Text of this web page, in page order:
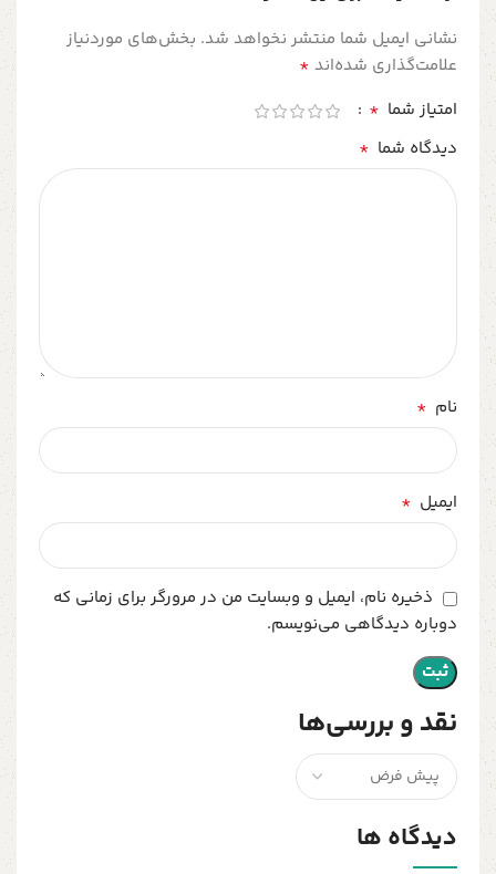
نقد و بررسی‌ها
دیدگاه ها
نشانی ایمیل شما منتشر نخواهد شد. بخش‌های موردنیاز
علامت‌گذاری شده‌اند *
امتیاز شما *
دیدگاه شما *
نام *
ایمیل *
ذخیره نام، ایمیل و وبسایت من در مرورگر برای زمانی که
دوباره دیدگاهی می‌نویسم.